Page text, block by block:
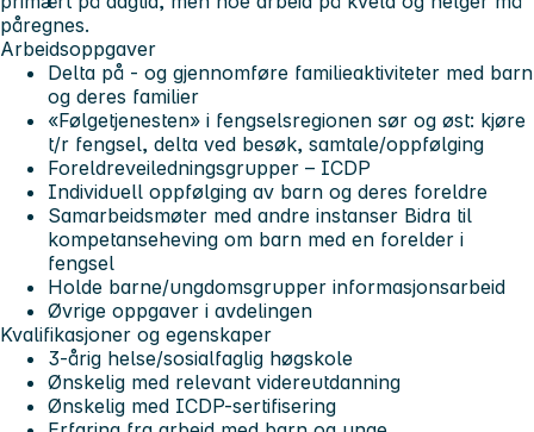
påregnes.
Arbeidsoppgaver
Delta på - og gjennomføre familieaktiviteter med barn
og deres familier
«Følgetjenesten» i fengselsregionen sør og øst: kjøre
t/r fengsel, delta ved besøk, samtale/oppfølging
Foreldreveiledningsgrupper – ICDP
Individuell oppfølging av barn og deres foreldre
Samarbeidsmøter med andre instanser Bidra til
kompetanseheving om barn med en forelder i
fengsel
Holde barne/ungdomsgrupper informasjonsarbeid
Øvrige oppgaver i avdelingen
Kvalifikasjoner og egenskaper
3-årig helse/sosialfaglig høgskole
Ønskelig med relevant videreutdanning
Ønskelig med ICDP-sertifisering